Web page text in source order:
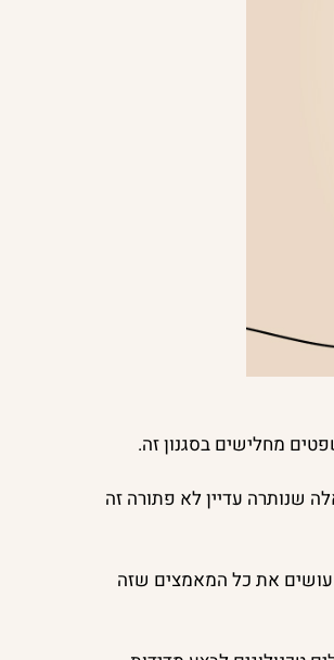
מחלישים בסגנון זה.
שנותרה עדיין לא פתורה זה
עושים את כל המאמצים שזה